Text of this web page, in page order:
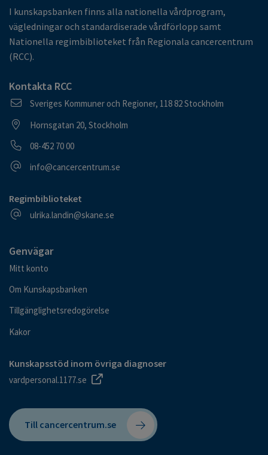
I kunskapsbanken finns alla nationella vårdprogram,
vägledningar och standardiserade vårdförlopp samt
Nationella regimbiblioteket från Regionala cancercentrum
(RCC).
Kontakta RCC
Postadress
Sveriges Kommuner och Regioner, 118 82 Stockholm
Besöksadress
Hornsgatan 20, Stockholm
Telefonnummer
08-452 70 00
E-postadress
info@cancercentrum.se
Regimbiblioteket
E-postadress
ulrika.landin@skane.se
Genvägar
Mitt konto
Om Kunskapsbanken
Tillgänglighetsredogörelse
Kakor
Kunskapsstöd inom övriga diagnoser
vardpersonal.1177.se
Till cancercentrum.se